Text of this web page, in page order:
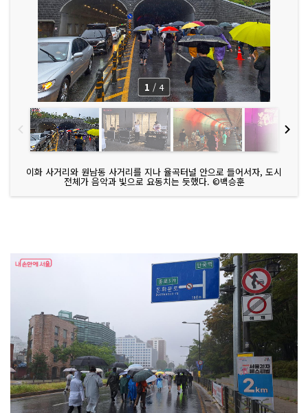
이화 사거리와 원남동 사거리를 지나 율곡터널 안으로 들어서자, 도시
전체가 음악과 빛으로 요동치는 듯했다. ©백승훈
1 / 4